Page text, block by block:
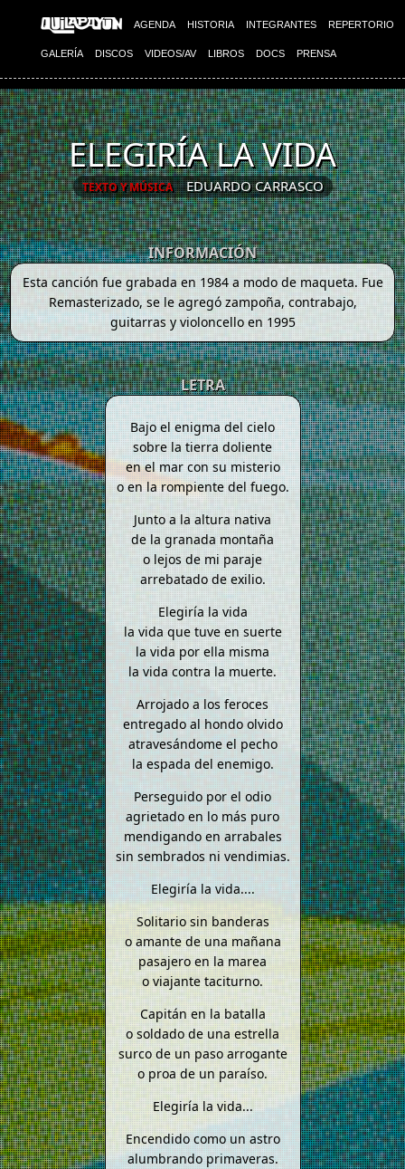
AGENDA HISTORIA INTEGRANTES REPERTORIO
GALERÍA DISCOS VIDEOS/AV LIBROS DOCS PRENSA
ELEGIRÍA LA VIDA
TEXTO Y MÚSICA EDUARDO CARRASCO
INFORMACIÓN
Esta canción fue grabada en 1984 a modo de maqueta. Fue
Remasterizado, se le agregó zampoña, contrabajo,
guitarras y violoncello en 1995
LETRA
Bajo el enigma del cielo
sobre la tierra doliente
en el mar con su misterio
o en la rompiente del fuego.
Junto a la altura nativa
de la granada montaña
o lejos de mi paraje
arrebatado de exilio.
Elegiría la vida
la vida que tuve en suerte
la vida por ella misma
la vida contra la muerte.
Arrojado a los feroces
entregado al hondo olvido
atravesándome el pecho
la espada del enemigo.
Perseguido por el odio
agrietado en lo más puro
mendigando en arrabales
sin sembrados ni vendimias.
Elegiría la vida....
Solitario sin banderas
o amante de una mañana
pasajero en la marea
o viajante taciturno.
Capitán en la batalla
o soldado de una estrella
surco de un paso arrogante
o proa de un paraíso.
Elegiría la vida...
Encendido como un astro
alumbrando primaveras.